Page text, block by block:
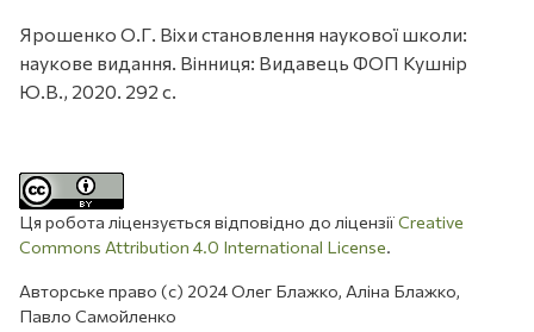
Ярошенко О.Г. Віхи становлення наукової школи:
наукове видання. Вінниця: Видавець ФОП Кушнір
Ю.В., 2020. 292 с.
Ця робота ліцензується відповідно до ліцензіїCreative
Commons Attribution 4.0 International License.
Авторське право (c) 2024 Олег Блажко, Аліна Блажко,
Павло Самойленко